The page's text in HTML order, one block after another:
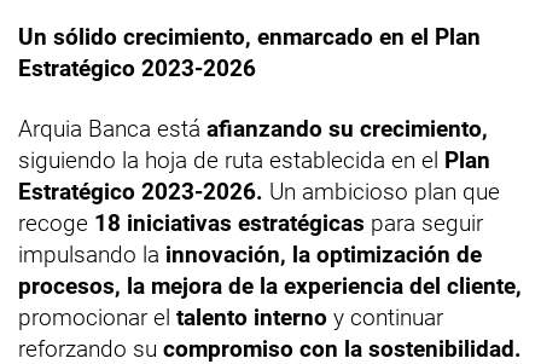
Un sólido crecimiento, enmarcado en el Plan
Estratégico 2023-2026
Arquia Banca está afianzando su crecimiento,
siguiendo la hoja de ruta establecida en el Plan
Estratégico 2023-2026. Un ambicioso plan que
recoge 18 iniciativas estratégicas para seguir
impulsando la innovación, la optimización de
procesos, la mejora de la experiencia del cliente,
promocionar el talento interno y continuar
reforzando su compromiso con la sostenibilidad.